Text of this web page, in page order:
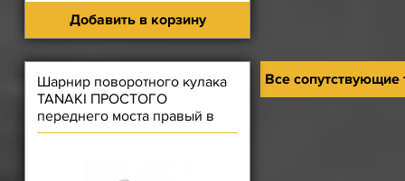
Добавить в корзину
Шарнир поворотного кулака
TANAKI ПРОСТОГО
переднего моста правый в
сборе (короткий)
Все сопутствующие